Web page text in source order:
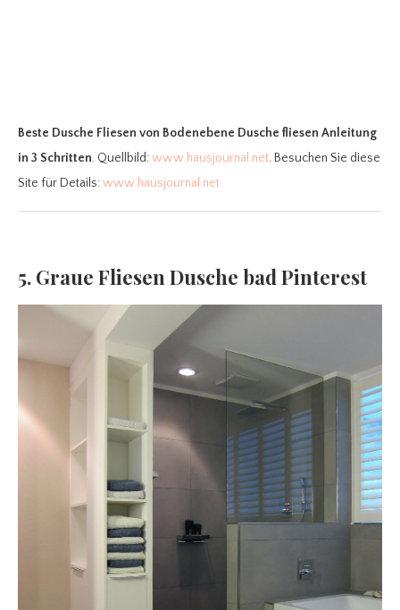
Beste Dusche Fliesen von Bodenebene Dusche fliesen Anleitung
in 3 Schritten. Quellbild:www.hausjournal.net. Besuchen Sie diese
Site für Details:www.hausjournal.net
5. Graue Fliesen Dusche bad Pinterest